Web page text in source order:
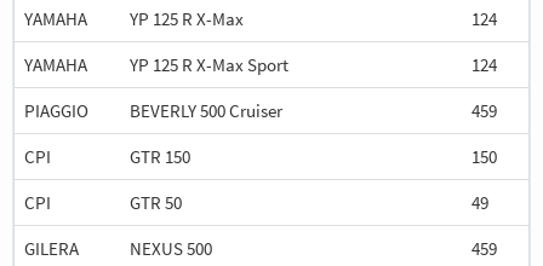
YAMAHA
YP 125 R X-Max
124
YAMAHA
YP 125 R X-Max Sport
124
PIAGGIO
BEVERLY 500 Cruiser
459
CPI
GTR 150
150
CPI
GTR 50
49
GILERA
NEXUS 500
459